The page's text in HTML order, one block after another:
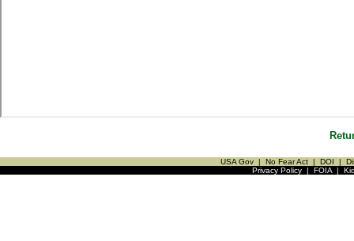
USA Gov | No Fear Act | DOI |
Privacy Policy| FOIA|